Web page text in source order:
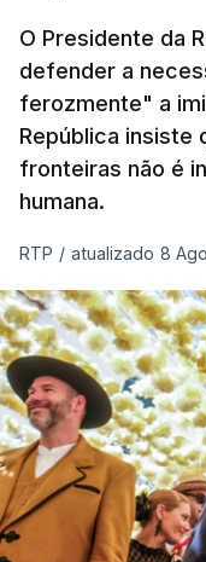
O Presidente da
defender a
ferozmente" a
República insiste
fronteiras não é
humana.
RTP / atualizado 8